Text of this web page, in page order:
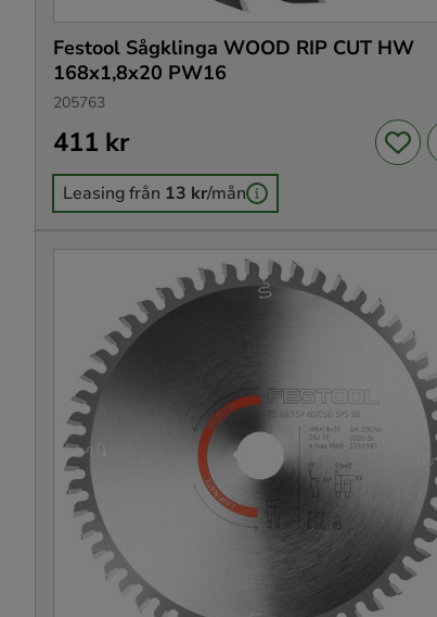
Festool Sågklinga WOOD RIP CUT HW
168x1,8x20 PW16
205763
Pris :411 kr
411 kr
Leasing från 13 kr/mån